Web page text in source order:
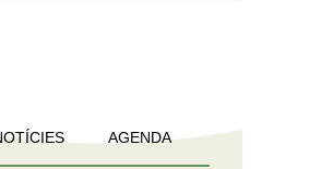
AGENDA